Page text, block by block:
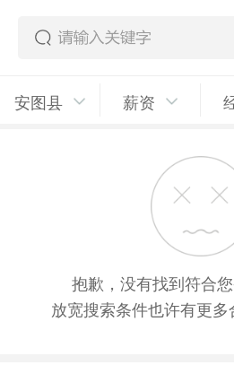
安图县 薪资
抱歉，没有找到符合
放宽搜索条件也许有更